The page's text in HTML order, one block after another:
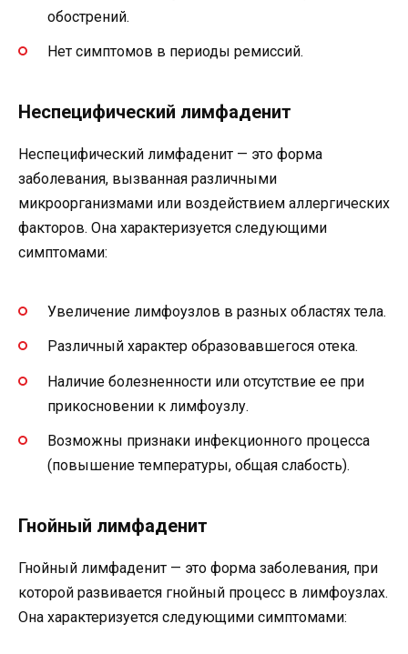
обострений.
Нет симптомов в периоды ремиссий.
Неспецифический лимфаденит
Неспецифический лимфаденит — это форма
заболевания, вызванная различными
микроорганизмами или воздействием аллергических
факторов. Она характеризуется следующими
симптомами:
Увеличение лимфоузлов в разных областях тела.
Различный характер образовавшегося отека.
Наличие болезненности или отсутствие ее при
прикосновении к лимфоузлу.
Возможны признаки инфекционного процесса
(повышение температуры, общая слабость).
Гнойный лимфаденит
Гнойный лимфаденит — это форма заболевания, при
которой развивается гнойный процесс в лимфоузлах.
Она характеризуется следующими симптомами: